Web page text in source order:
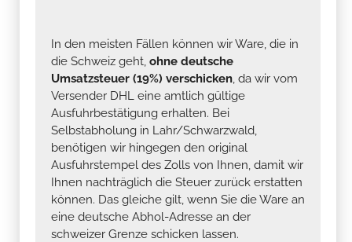
In den meisten Fällen können wir Ware, die in
die Schweiz geht, ohne deutsche
Umsatzsteuer (19%) verschicken, da wir vom
Versender DHL eine amtlich gültige
Ausfuhrbestätigung erhalten. Bei
Selbstabholung in Lahr/Schwarzwald,
benötigen wir hingegen den original
Ausfuhrstempel des Zolls von Ihnen, damit wir
Ihnen nachträglich die Steuer zurück erstatten
können. Das gleiche gilt, wenn Sie die Ware an
eine deutsche Abhol-Adresse an der
schweizer Grenze schicken lassen.